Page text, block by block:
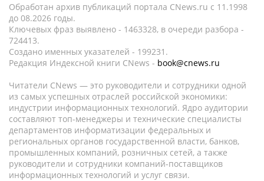
Обработан архив публикаций портала CNews.ru c 11.1998
до 08.2026 годы.
Ключевых фраз выявлено - 1463328, в очереди разбора -
724413.
Создано именных указателей - 199231.
Редакция Индексной книги CNews - book@cnews.ru
Читатели CNews — это руководители и сотрудники одной
из самых успешных отраслей российской экономики:
индустрии информационных технологий. Ядро аудитории
составляют топ-менеджеры и технические специалисты
департаментов информатизации федеральных и
региональных органов государственной власти, банков,
промышленных компаний, розничных сетей, а также
руководители и сотрудники компаний-поставщиков
информационных технологий и услуг связи.